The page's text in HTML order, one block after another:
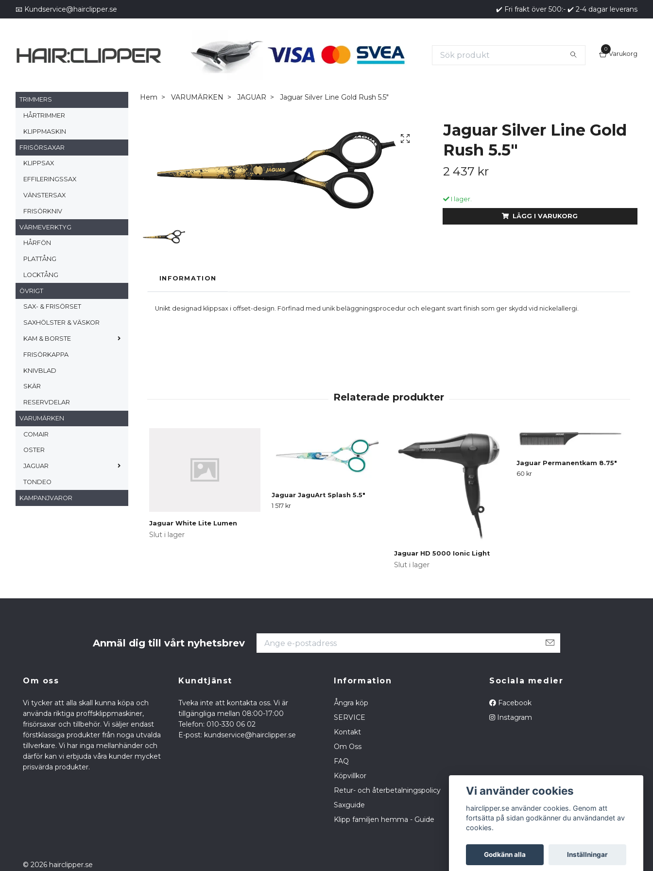
📧 Kundservice@hairclipper.se ✔️ Fri frakt över 500:- ✔️ 2-4 dagar leverans
0
Varukorg
TRIMMERS
HÅRTRIMMER
KLIPPMASKIN
FRISÖRSAXAR
KLIPPSAX
EFFILERINGSSAX
VÄNSTERSAX
FRISÖRKNIV
VÄRMEVERKTYG
HÅRFÖN
PLATTÅNG
LOCKTÅNG
ÖVRIGT
SAX- & FRISÖRSET
SAXHÖLSTER & VÄSKOR
KAM & BORSTE
FRISÖRKAPPA
KNIVBLAD
SKÄR
RESERVDELAR
VARUMÄRKEN
COMAIR
OSTER
JAGUAR
TONDEO
KAMPANJVAROR
Hem VARUMÄRKEN JAGUAR Jaguar Silver Line Gold Rush 5.5"
Jaguar Silver Line Gold
Rush 5.5"
2 437 kr
I lager.
LÄGG I VARUKORG
INFORMATION
Unikt designad klippsax i offset-design. Förfinad med unik beläggningsprocedur och elegant svart finish som ger skydd vid nickelallergi.
Jaguar White Lite Lumen
Slut i lager
Jaguar JaguArt Splash 5.5"
1 517 kr
Jaguar HD 5000 Ionic Light
Slut i lager
Jaguar Permanentkam 8.75"
60 kr
Anmäl dig till vårt nyhetsbrev
Om oss
Vi tycker att alla skall kunna köpa och
använda riktiga proffsklippmaskiner,
frisörsaxar och tillbehör. Vi säljer endast
förstklassiga produkter från noga utvalda
tillverkare. Vi har inga mellanhänder och
därför kan vi erbjuda våra kunder mycket
prisvärda produkter.
Kundtjänst
Tveka inte att kontakta oss. Vi är
tillgängliga mellan 08:00-17:00
Telefon: 010-330 06 02
E-post: kundservice@hairclipper.se
Information
Ångra köp
SERVICE
Kontakt
Om Oss
FAQ
Köpvillkor
Retur- och återbetalningspolicy
Saxguide
Klipp familjen hemma - Guide
Sociala medier
Facebook
Instagram
© 2026 hairclipper.se
Vi använder cookies
hairclipper.se använder cookies. Genom att
fortsätta på sidan godkänner du användandet av
cookies.
Godkänn alla Inställningar